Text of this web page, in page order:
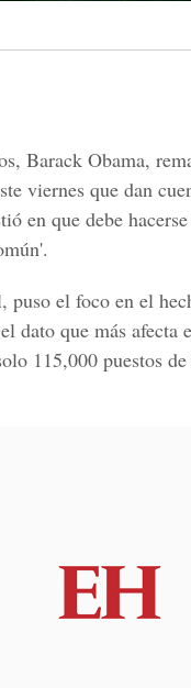
Barack Obama,
viernes que dan
en que debe
puso el foco en el
dato que más afecta
115,000 puestos